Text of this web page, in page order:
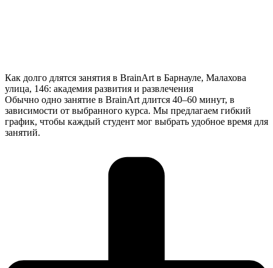
Как долго длятся занятия в BrainArt в Барнауле, Малахова
улица, 146: академия развития и развлечения
Обычно одно занятие в BrainArt длится 40–60 минут, в
зависимости от выбранного курса. Мы предлагаем гибкий
график, чтобы каждый студент мог выбрать удобное время для
занятий.